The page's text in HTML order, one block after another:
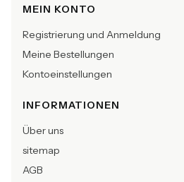
Fußzeilenmenü
MEIN KONTO
Registrierung und Anmeldung
Meine Bestellungen
Kontoeinstellungen
INFORMATIONEN
Über uns
sitemap
AGB